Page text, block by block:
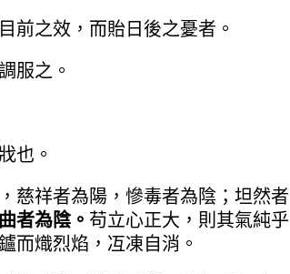
前之效，而貽日後之憂者。
服之。
也。
慈祥者為陽，慘毒者為陰；坦然者
者為陰。 苟立心正大，則其氣純乎
而熾烈焰，冱凍自消。